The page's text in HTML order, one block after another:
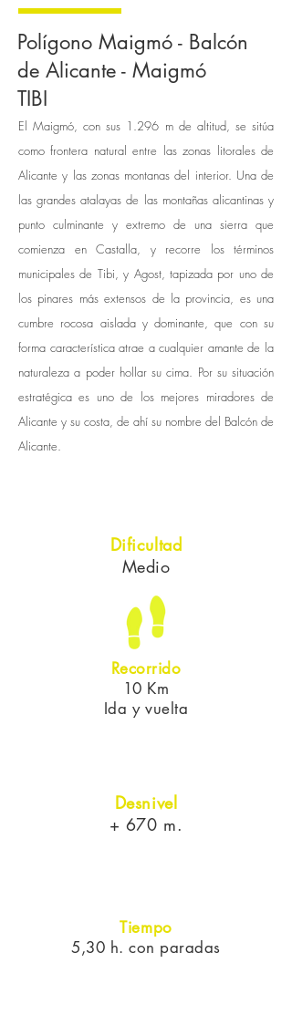
Polígono Maigmó - Balcón
de Alicante - Maigmó
TIBI
El Maigmó, con sus 1.296 m de altitud, se sitúa
como frontera natural entre las zonas litorales de
Alicante y las zonas montanas del interior. Una de
las grandes atalayas de las montañas alicantinas y
punto culminante y extremo de una sierra que
comienza en Castalla, y recorre los términos
municipales de Tibi, y Agost, tapizada por uno de
los pinares más extensos de la provincia, es una
cumbre rocosa aislada y dominante, que con su
forma característica atrae a cualquier amante de la
naturaleza a poder hollar su cima. Por su situación
estratégica es uno de los mejores miradores de
Alicante y su costa, de ahí su nombre del Balcón de
Alicante.
Dificultad
Medio
Recorrido
10 Km
Ida y vuelta
Desnivel
+ 670 m.
Tiempo
5,30 h. con paradas